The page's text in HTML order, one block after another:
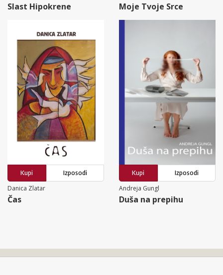
Slast Hipokrene Moje Tvoje Srce
Kupi
Izposodi
Danica Zlatar
Čas
Kupi
Izposodi
Andreja Gungl
Duša na prepihu